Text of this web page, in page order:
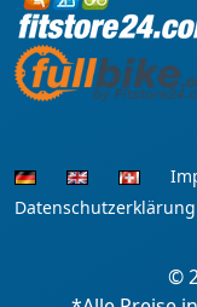
Datenschutzerklärung
©